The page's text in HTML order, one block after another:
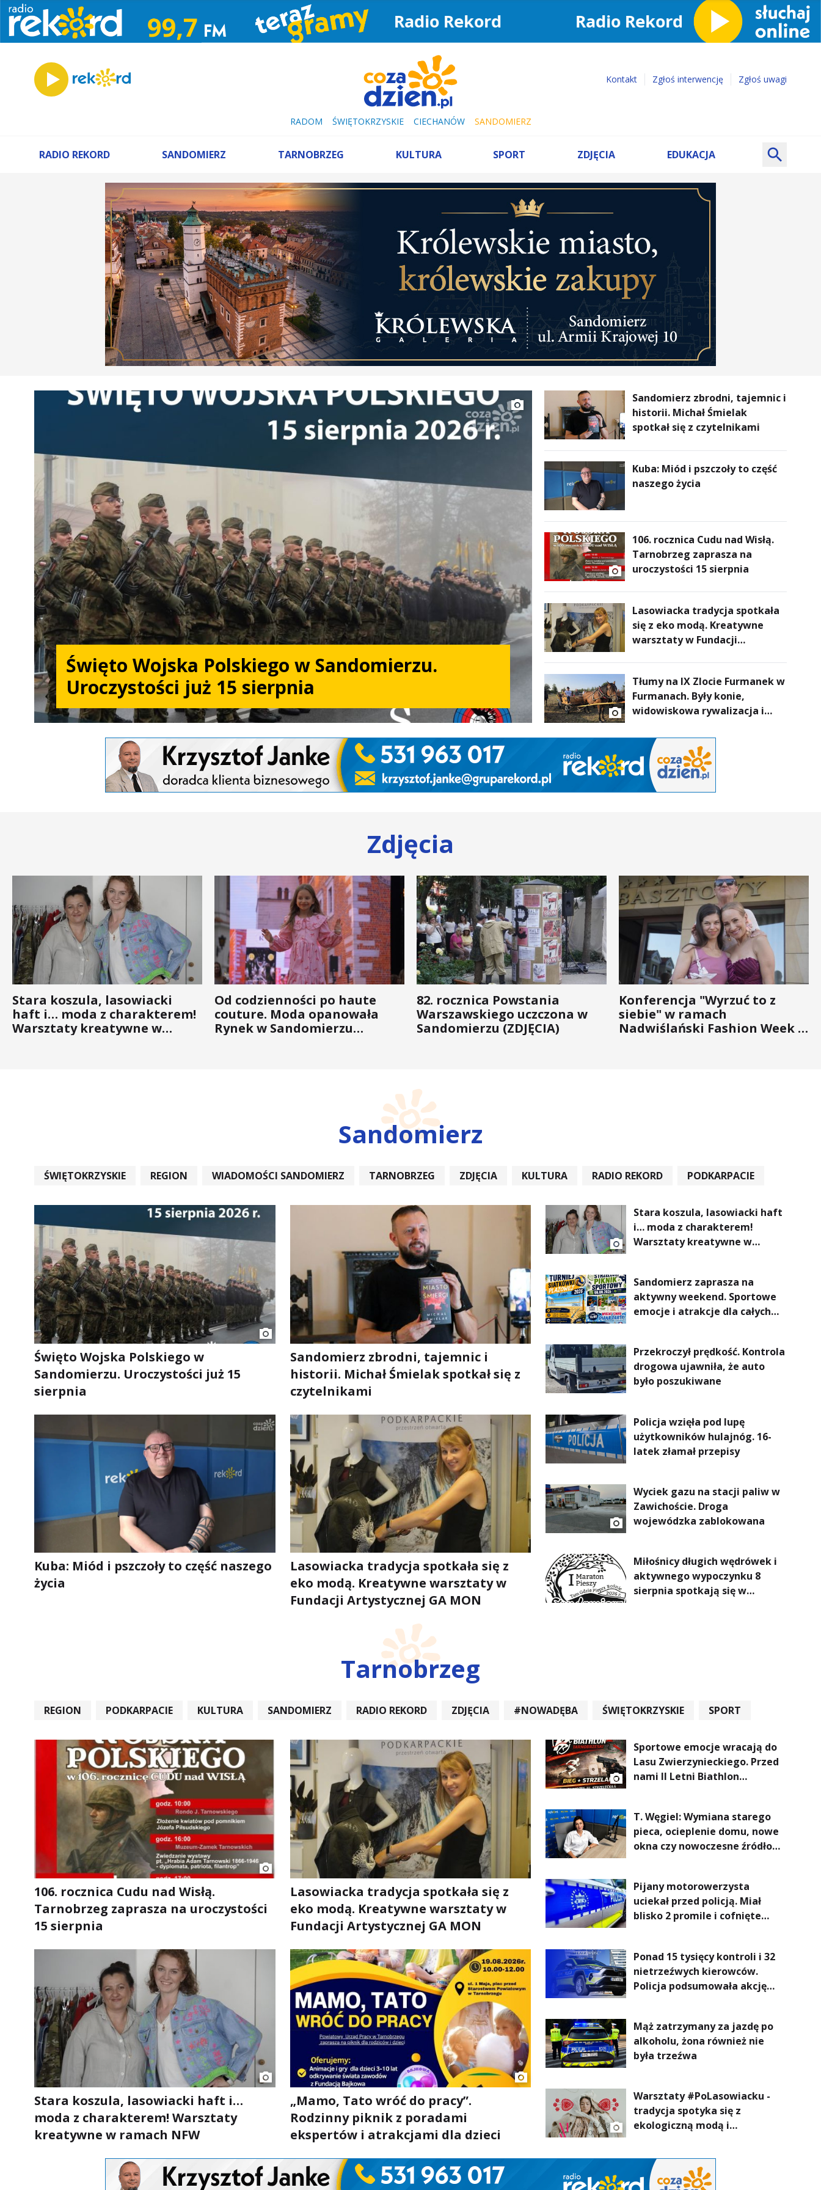
Radio Rekord
Kontakt Zgłoś interwencję Zgłoś uwagi
RADOM ŚWIĘTOKRZYSKIE CIECHANÓW SANDOMIERZ
RADIO REKORD SANDOMIERZ TARNOBRZEG KULTURA SPORT ZDJĘCIA EDUKACJA
Święto Wojska Polskiego w Sandomierzu.
Uroczystości już 15 sierpnia
Sandomierz zbrodni, tajemnic i
historii. Michał Śmielak
spotkał się z czytelnikami
Kuba: Miód i pszczoły to część
naszego życia
106. rocznica Cudu nad Wisłą.
Tarnobrzeg zaprasza na
uroczystości 15 sierpnia
Lasowiacka tradycja spotkała
się z eko modą. Kreatywne
warsztaty w Fundacji
Tłumy na IX Zlocie Furmanek w
Furmanach. Były konie,
widowiskowa rywalizacja i
Zdjęcia
Stara koszula, lasowiacki
haft i… moda z charakterem!
Warsztaty kreatywne w
Od codzienności po haute
couture. Moda opanowała
Rynek w Sandomierzu
82. rocznica Powstania
Warszawskiego uczczona w
Sandomierzu (ZDJĘCIA)
Konferencja "Wyrzuć to z
siebie" w ramach
Nadwiślański Fashion Week -
Sandomierz
ŚWIĘTOKRZYSKIE REGION WIADOMOŚCI SANDOMIERZ TARNOBRZEG ZDJĘCIA KULTURA RADIO REKORD
PODKARPACIE
Święto Wojska Polskiego w
Sandomierzu. Uroczystości już 15
sierpnia
Sandomierz zbrodni, tajemnic i
historii. Michał Śmielak spotkał się z
czytelnikami
Kuba: Miód i pszczoły to część naszego
życia
Lasowiacka tradycja spotkała się z
eko modą. Kreatywne warsztaty w
Fundacji Artystycznej GA MON
Stara koszula, lasowiacki haft
i… moda z charakterem!
Warsztaty kreatywne w
Sandomierz zaprasza na
aktywny weekend. Sportowe
emocje i atrakcje dla całych
Przekroczył prędkość. Kontrola
drogowa ujawniła, że auto
było poszukiwane
Policja wzięła pod lupę
użytkowników hulajnóg. 16-
latek złamał przepisy
Wyciek gazu na stacji paliw w
Zawichoście. Droga
wojewódzka zablokowana
Miłośnicy długich wędrówek i
aktywnego wypoczynku 8
sierpnia spotkają się w
Tarnobrzeg
REGION PODKARPACIE KULTURA SANDOMIERZ RADIO REKORD ZDJĘCIA #NOWADĘBA ŚWIĘTOKRZYSKIE
SPORT
106. rocznica Cudu nad Wisłą.
Tarnobrzeg zaprasza na uroczystości
15 sierpnia
Lasowiacka tradycja spotkała się z
eko modą. Kreatywne warsztaty w
Fundacji Artystycznej GA MON
Stara koszula, lasowiacki haft i…
moda z charakterem! Warsztaty
kreatywne w ramach NFW
„Mamo, Tato wróć do pracy”.
Rodzinny piknik z poradami
ekspertów i atrakcjami dla dzieci
Sportowe emocje wracają do
Lasu Zwierzynieckiego. Przed
nami II Letni Biathlon
T. Węgiel: Wymiana starego
pieca, ocieplenie domu, nowe
okna czy nowoczesne źródło
komfort życia i... czystsze
powietrze
Pijany motorowerzysta
uciekał przed policją. Miał
blisko 2 promile i cofnięte
Ponad 15 tysięcy kontroli i 32
nietrzeźwych kierowców.
Policja podsumowała akcję
Mąż zatrzymany za jazdę po
alkoholu, żona również nie
była trzeźwa
Warsztaty #PoLasowiacku -
tradycja spotyka się z
ekologiczną modą i